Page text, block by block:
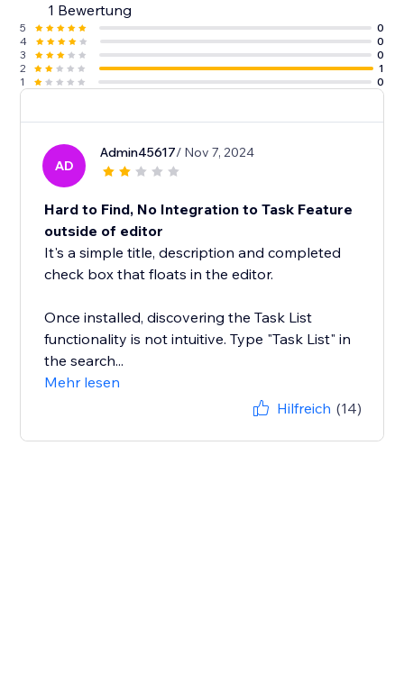
1 Bewertung
5
0
4
0
3
0
2
1
1
0
AD
Admin45617/ Nov 7, 2024
Hard to Find, No Integration to Task Feature
outside of editor
It's a simple title, description and completed
check box that floats in the editor.
Once installed, discovering the Task List
functionality is not intuitive. Type "Task List" in
the search...
Mehr lesen
Hilfreich (14)